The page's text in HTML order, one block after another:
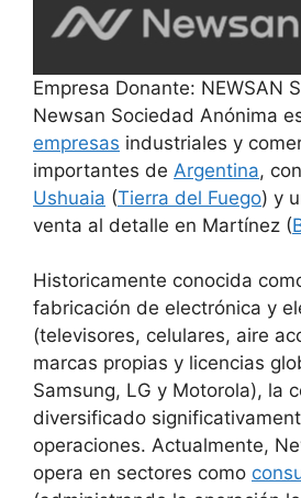
Empresa Donante: NEWSAN
Newsan Sociedad Anónima
empresas industriales y
importantes de Argentina,
Ushuaia (Tierra del Fuego) y
venta al detalle en Martínez (
Historicamente conocida
fabricación de electrónica y
(televisores, celulares, aire
marcas propias y licencias
Samsung, LG y Motorola), la
diversificado
operaciones. Actualmente,
opera en sectores como